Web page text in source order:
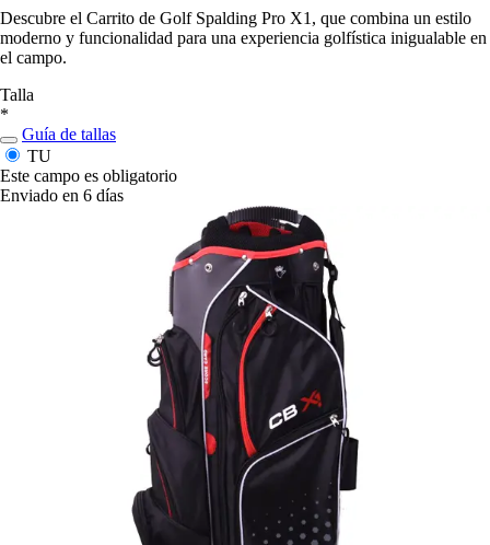
Descubre el Carrito de Golf Spalding Pro X1, que combina un estilo
moderno y funcionalidad para una experiencia golfística inigualable en
el campo.
Talla
*
Guía de tallas
TU
Este campo es obligatorio
Enviado en 6 días